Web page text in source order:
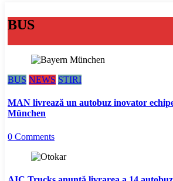
BUS
BUS NEWS STIRI
MAN livrează un autobuz inovator
München
0 Comments